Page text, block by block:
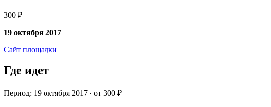
300 ₽
19 октября 2017
Сайт площадки
Где идет
Период: 19 октября 2017 · от 300 ₽